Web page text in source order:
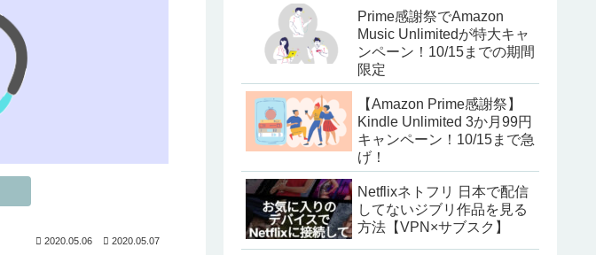
2020.05.06 2020.05.07
Prime感謝祭でAmazon
Music Unlimitedが特大キャ
ンペーン！10/15までの期間
限定
【Amazon Prime感謝祭】
Kindle Unlimited 3か月99円
キャンペーン！10/15まで急
げ！
Netflixネトフリ 日本で配信
してないジブリ作品を見る
方法【VPN×サブスク】